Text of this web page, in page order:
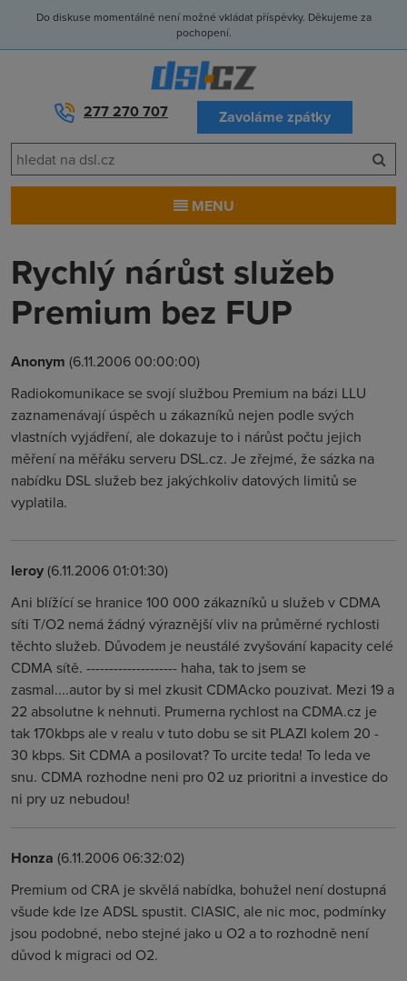
Do diskuse momentálně není možné vkládat příspěvky. Děkujeme za
pochopení.
277 270 707 Zavoláme zpátky
MENU
Rychlý nárůst služeb
Premium bez FUP
Anonym (6.11.2006 00:00:00)
Radiokomunikace se svojí službou Premium na bázi LLU
zaznamenávají úspěch u zákazníků nejen podle svých
vlastních vyjádření, ale dokazuje to i nárůst počtu jejich
měření na měřáku serveru DSL.cz. Je zřejmé, že sázka na
nabídku DSL služeb bez jakýchkoliv datových limitů se
vyplatila.
leroy(6.11.2006 01:01:30)
Ani blížící se hranice 100 000 zákazníků u služeb v CDMA
síti T/O2 nemá žádný výraznější vliv na průměrné rychlosti
těchto služeb. Důvodem je neustálé zvyšování kapacity celé
CDMA sítě. -------------------- haha, tak to jsem se
zasmal....autor by si mel zkusit CDMAcko pouzivat. Mezi 19 a
22 absolutne k nehnuti. Prumerna rychlost na CDMA.cz je
tak 170kbps ale v realu v tuto dobu se sit PLAZI kolem 20 -
30 kbps. Sit CDMA a posilovat? To urcite teda! To leda ve
snu. CDMA rozhodne neni pro 02 uz prioritni a investice do
ni pry uz nebudou!
Honza (6.11.2006 06:32:02)
Premium od CRA je skvělá nabídka, bohužel není dostupná
všude kde lze ADSL spustit. ClASIC, ale nic moc, podmínky
jsou podobné, nebo stejné jako u O2 a to rozhodně není
důvod k migraci od O2.